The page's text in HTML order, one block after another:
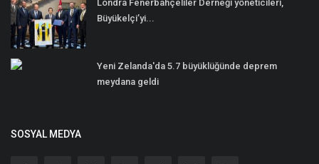
Londra Fenerbahçeliler Derneği yöneticileri,
Büyükelçi’yi...
Yeni Zelanda'da 5.7 büyüklüğünde deprem
meydana geldi
SOSYAL MEDYA